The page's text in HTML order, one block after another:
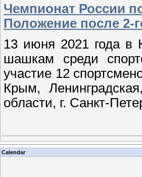
Чемпионат России
Положение после 2-
13 июня 2021 года в
шашкам среди
участие 12
Крым,
области, г. Санкт-
Calendar